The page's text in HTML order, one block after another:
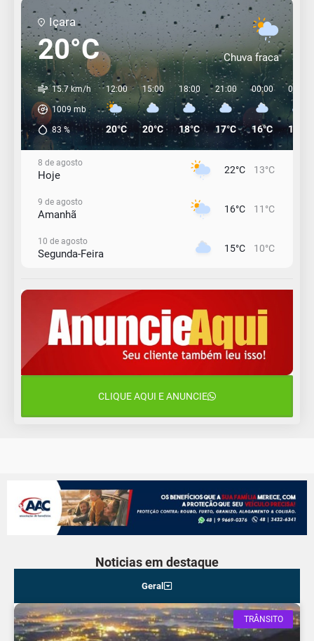
Içara
20°C Chuva fraca
15.7 km/h
1009 mb
83%
12:00
20°C
15:00
20°C
18:00
18°C
21:00
17°C
00:00
16°C
03:00
15°C
8 de agosto
Hoje 22°C 13°C
9 de agosto
Amanhã 16°C 11°C
10 de agosto
Segunda-Feira 15°C 10°C
Terça-Feira 13°C 11°C
12 de agosto
Quarta-Feira
CLIQUE AQUI E ANUNCIE
Noticias em destaque
Geral
TRÂNSITO